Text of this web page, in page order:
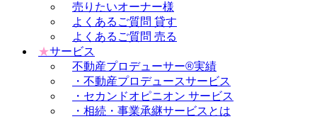
売りたいオーナー様
よくあるご質問 貸す
よくあるご質問 売る
★サービス
不動産プロデューサー®実績
・不動産プロデュースサービス
・セカンドオピニオン サービス
・相続・事業承継サービスとは